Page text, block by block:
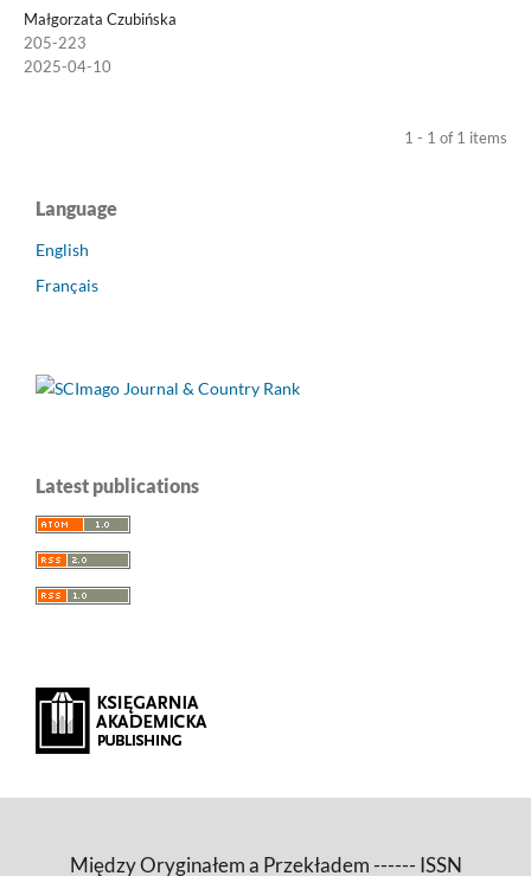
Małgorzata Czubińska
205-223
2025-04-10
1 - 1 of 1 items
Language
English
Français
Latest publications
Między Oryginałem a Przekładem ------ ISSN